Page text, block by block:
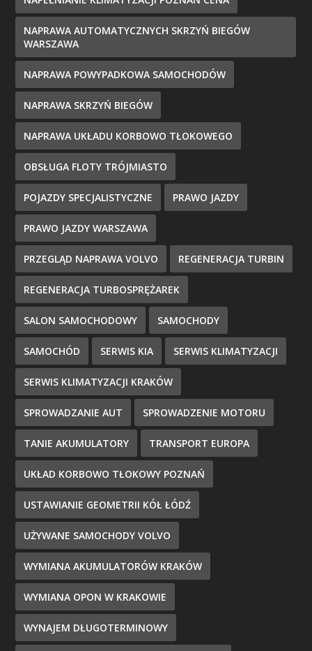
NAPRAWA AUTOMATYCZNYCH SKRZYŃ BIEGÓW
WARSZAWA
NAPRAWA POWYPADKOWA SAMOCHODÓW
NAPRAWA SKRZYŃ BIEGÓW
NAPRAWA UKŁADU KORBOWO TŁOKOWEGO
OBSŁUGA FLOTY TRÓJMIASTO
POJAZDY SPECJALISTYCZNE PRAWO JAZDY
PRAWO JAZDY WARSZAWA
PRZEGLĄD NAPRAWA VOLVO REGENERACJA TURBIN
REGENERACJA TURBOSPRĘŻAREK
SALON SAMOCHODOWY SAMOCHODY
SAMOCHÓD SERWIS KIA SERWIS KLIMATYZACJI
SERWIS KLIMATYZACJI KRAKÓW
SPROWADZANIE AUT SPROWADZENIE MOTORU
TANIE AKUMULATORY TRANSPORT EUROPA
UKŁAD KORBOWO TŁOKOWY POZNAŃ
USTAWIANIE GEOMETRII KÓŁ ŁÓDŹ
UŻYWANE SAMOCHODY VOLVO
WYMIANA AKUMULATORÓW KRAKÓW
WYMIANA OPON W KRAKOWIE
WYNAJEM DŁUGOTERMINOWY